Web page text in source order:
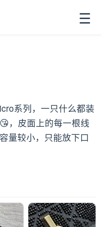
☰
系列，一只什么都装
，皮面上的每一根线
量较小，只能放下口